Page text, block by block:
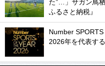
た”…」サガン鳥
ふるさと納税』
Number
2026年を代表す